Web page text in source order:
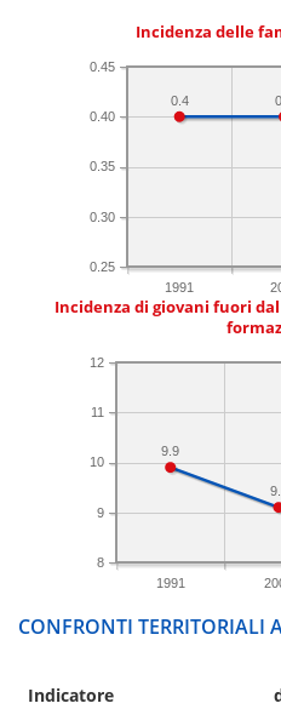
Incidenza delle
1991
0.25
0.30
0.35
0.40
0.45
0.4
Incidenza di giovani fuori
1991
8
9
10
11
12
9.9
CONFRONTI TERRITORIALI
Indicatore